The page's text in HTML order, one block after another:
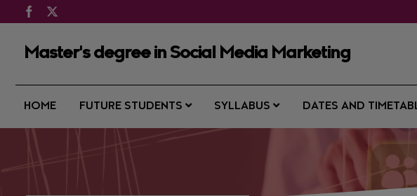
Master's degree in Social Media Marketing
HOME FUTURE STUDENTS SYLLABUS DATES AND